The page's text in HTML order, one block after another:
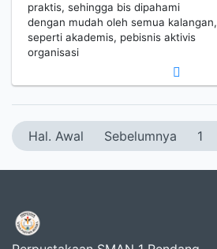
praktis, sehingga bis dipahami
dengan mudah oleh semua kalangan,
seperti akademis, pebisnis aktivis
organisasi
Hal. Awal Sebelumnya 1